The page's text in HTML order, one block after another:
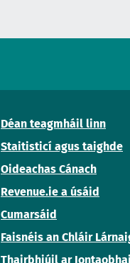
Déan teagmháil linn
Staitisticí agus taighde
Oideachas Cánach
Revenue.ie a úsáid
Cumarsáid
Faisnéis an Chláir
Thairbhiúil ar